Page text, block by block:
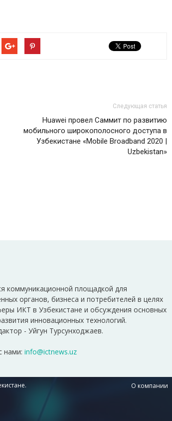
Следующая статья
Huawei провел Саммит по развитию
мобильного широкополосного доступа в
Узбекистане «Mobile Broadband 2020 |
Uzbekistan»
коммуникационной площадкой для
органов, бизнеса и потребителей в целях
ИКТ в Узбекистане и обсуждения основных
инновационных технологий.
- Уйгун Турсунходжаев.
нами: info@ictnews.uz
О компании